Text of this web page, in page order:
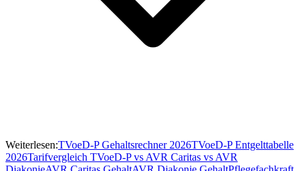
Weiterlesen:TVoeD-P Gehaltsrechner 2026TVoeD-P Entgelttabelle
2026Tarifvergleich TVoeD-P vs AVR Caritas vs AVR